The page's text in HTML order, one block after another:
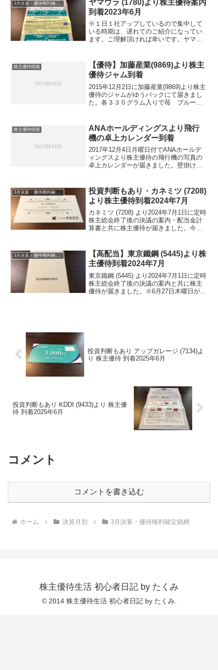
3月決算・優待権利確定銘柄
ヤマウラ (1780)より株主優待案内
到着2023年6月
※１日１社アップしているので集中して
いる時期は、遅れてのご紹介になってい
ます。ご理解頂ければ幸いです。ヤマウ
ヤマウラ (1780)について 銘柄紹介まず
銘...
株主優待情報
【優待】加藤産業(9869)より株主
優待ジャム到着
2015年12月2日に加藤産業(9869)より株主
優待のジャムがゆうパックにて届きまし
た。各３３０グラム入りで苺 ブルーベ
株主優待情報
ANAホールディングスより飛行
機の卓上カレンダー到着
2017年12月4日月曜日付でANAホールデ
ィングスより株主優待の飛行機の写真の
卓上カレンダーが届きました。壁掛けカ
ANAが就航している地域の風景写真です
が卓上カレンダ...
3月決算・優待権利確定銘柄
投資判断もあり・カネミツ (7208)
より株主優待到着2024年7月
カネミツ (7208) より2024年7月1日に定時
株主総会終了後の決議の案内・配当金計
算書と共に株主優待が届きました。今期
2024年の株主総会集中日で、その日...
【高配当】東京鐵鋼 (5445)より株
主優待到着2024年7月
東京鐵鋼 (5445) より2024年7月1日に定時
株主総会終了後の決議の案内と共に株主
優待が届きました。※6月27日木曜日が
投資判断もあり アップガレージ (7134)よ
り 株主優待 到着2025年6月
投資判断もあり KDDI (9433)より 株主優
待 到着2025年6月
コメント
コメントを書き込む
ホーム 決算月別 3月決算・優待権利確定銘柄
株主優待生活 初心者日記 by たくみ
© 2014 株主優待生活 初心者日記 by たくみ.